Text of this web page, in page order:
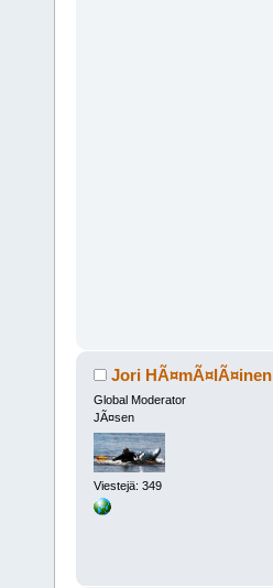
Jori HÃ¤mÃ¤lÃ¤inen
Global Moderator
JÃ¤sen
Viestejä: 349